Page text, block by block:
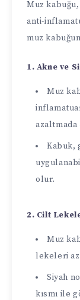
Muz
anti-
muz
1. Akne ve
Muz
Kabuk,
olur.
2. Cilt
Muz
lekeleri
Siyah
kısmı ile